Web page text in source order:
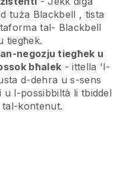
tuża Blackbell , tista
tal- Blackbell
tiegħek.
negozju tiegħek u
bħalek - ittella 'l-
d-dehra u s-sens
l-possibbiltà li tbiddel
kontenut.